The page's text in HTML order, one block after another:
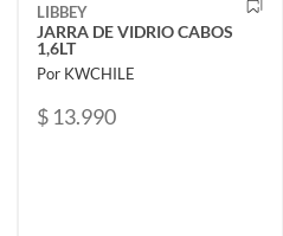
LIBBEY
JARRA DE VIDRIO CABOS
1,6LT
Por KWCHILE
$ 13.990